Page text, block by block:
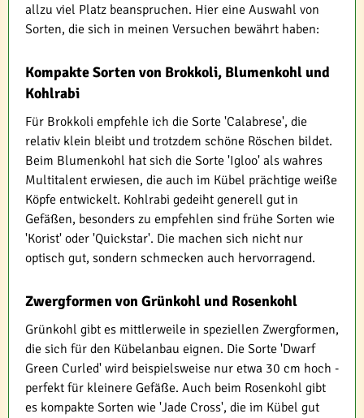
allzu viel Platz beanspruchen. Hier eine Auswahl von
Sorten, die sich in meinen Versuchen bewährt haben:
Kompakte Sorten von Brokkoli, Blumenkohl und
Kohlrabi
Für Brokkoli empfehle ich die Sorte 'Calabrese', die
relativ klein bleibt und trotzdem schöne Röschen bildet.
Beim Blumenkohl hat sich die Sorte 'Igloo' als wahres
Multitalent erwiesen, die auch im Kübel prächtige weiße
Köpfe entwickelt. Kohlrabi gedeiht generell gut in
Gefäßen, besonders zu empfehlen sind frühe Sorten wie
'Korist' oder 'Quickstar'. Die machen sich nicht nur
optisch gut, sondern schmecken auch hervorragend.
Zwergformen von Grünkohl und Rosenkohl
Grünkohl gibt es mittlerweile in speziellen Zwergformen,
die sich für den Kübelanbau eignen. Die Sorte 'Dwarf
Green Curled' wird beispielsweise nur etwa 30 cm hoch -
perfekt für kleinere Gefäße. Auch beim Rosenkohl gibt
es kompakte Sorten wie 'Jade Cross', die im Kübel gut